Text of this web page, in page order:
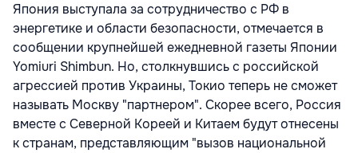
Япония выступала за сотрудничество с РФ в
энергетике и области безопасности, отмечается в
сообщении крупнейшей ежедневной газеты Японии
Yomiuri Shimbun. Но, столкнувшись с российской
агрессией против Украины, Токио теперь не сможет
называть Москву "партнером". Скорее всего, Россия
вместе с Северной Кореей и Китаем будут отнесены
к странам, представляющим "вызов национальной